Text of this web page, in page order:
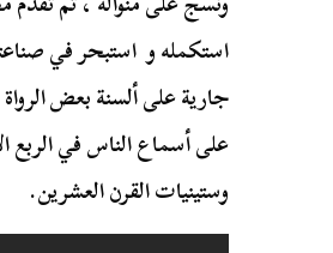
استكمله و استبحر في
جارية على ألسنة بعض
على أسماع الناس في الربع
وستينيات القرن العشرين.